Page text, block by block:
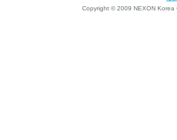
Copyright © 2009 NEXON Korea